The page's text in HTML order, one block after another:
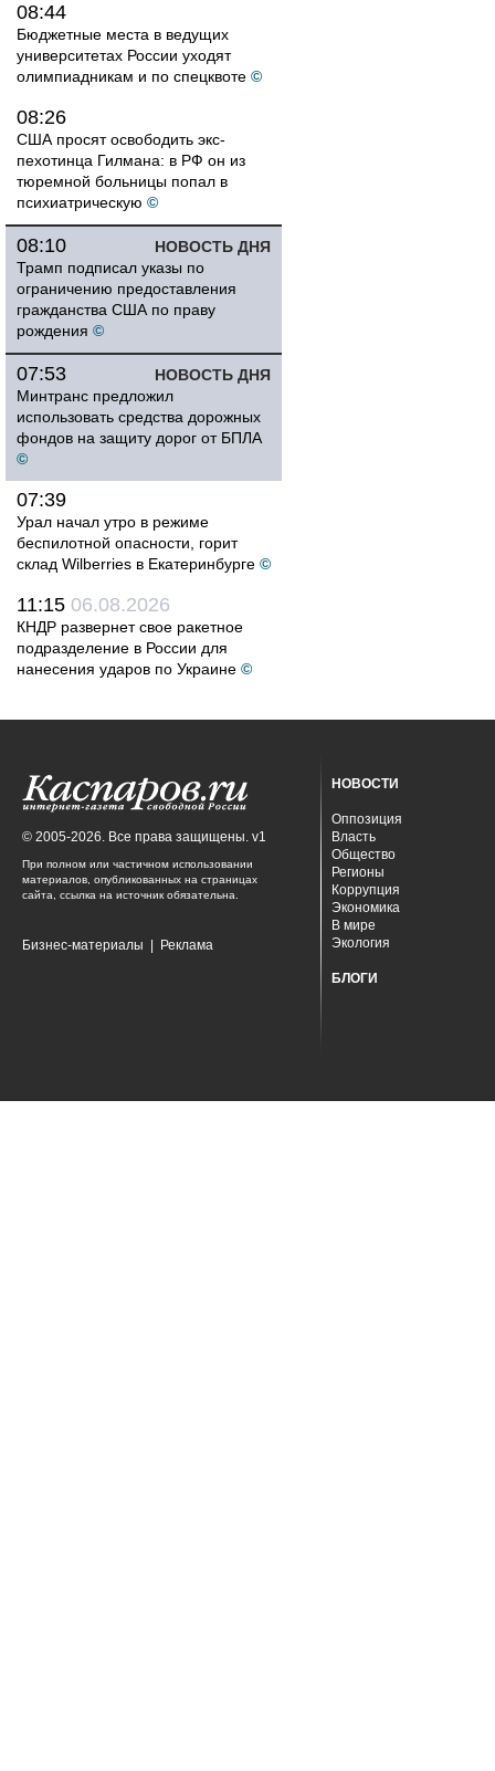
08:44
Бюджетные места в ведущих
университетах России уходят
олимпиадникам и по спецквоте ©
08:26
США просят освободить экс-
пехотинца Гилмана: в РФ он из
тюремной больницы попал в
психиатрическую ©
НОВОСТЬ ДНЯ
08:10
Трамп подписал указы по
ограничению предоставления
гражданства США по праву
рождения ©
НОВОСТЬ ДНЯ
07:53
Минтранс предложил
использовать средства дорожных
фондов на защиту дорог от БПЛА
©
07:39
Урал начал утро в режиме
беспилотной опасности, горит
склад Wilberries в Екатеринбурге ©
11:15 06.08.2026
КНДР развернет свое ракетное
подразделение в России для
нанесения ударов по Украине ©
© 2005-2026. Все права защищены. v1
При полном или частичном использовании
материалов, опубликованных на страницах
сайта, ссылка на источник обязательна.
Бизнес-материалы Реклама
НОВОСТИ
Оппозиция
Власть
Общество
Регионы
Коррупция
Экономика
В мире
Экология
БЛОГИ